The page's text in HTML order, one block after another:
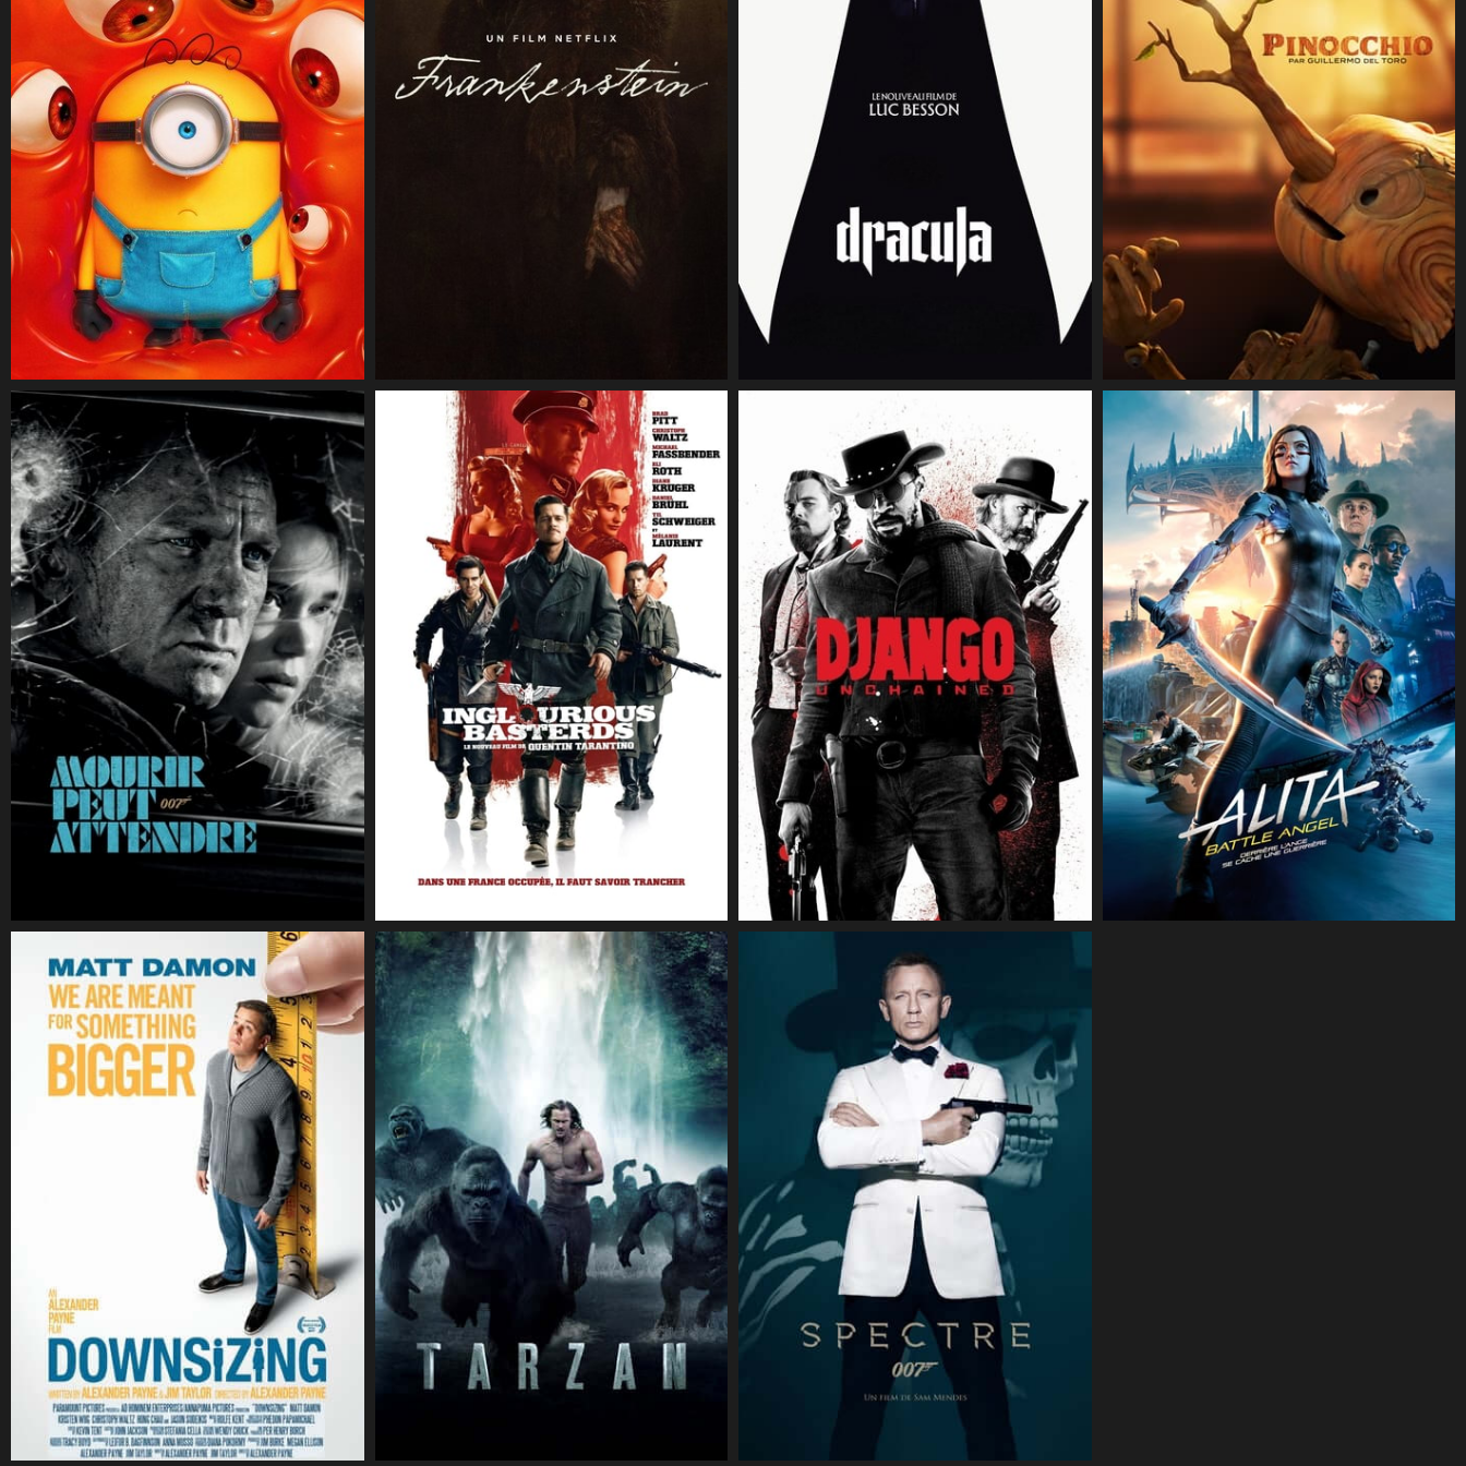
CineSam 23 juillet 2026 CineSam 26 novembre 2025 19 août 2025 CineSam 7 janvier 2023
CineSam 9 octobre 2021 CineSam 24 avril 2020 8 mars 2020